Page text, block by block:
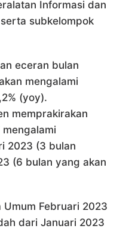
Informasi dan
subkelompok
eceran bulan
mengalami
(yoy).
memprakirakan
2023 (3 bulan
(6 bulan yang akan
Februari 2023
dari Januari 2023